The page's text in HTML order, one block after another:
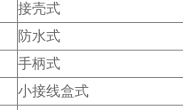
接壳式
防水式
手柄式
小接线盒式